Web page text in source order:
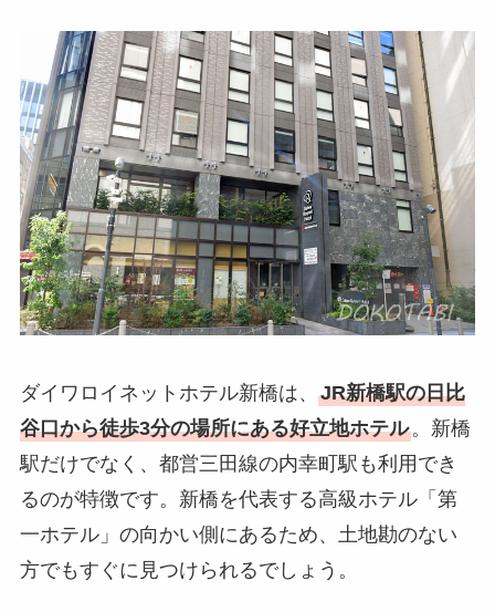
ダイワロイネットホテル新橋は、 JR新橋駅の日比
谷口から徒歩3分の場所にある好立地ホテル。新橋
駅だけでなく、都営三田線の内幸町駅も利用でき
るのが特徴です。新橋を代表する高級ホテル「第
一ホテル」の向かい側にあるため、土地勘のない
方でもすぐに見つけられるでしょう。